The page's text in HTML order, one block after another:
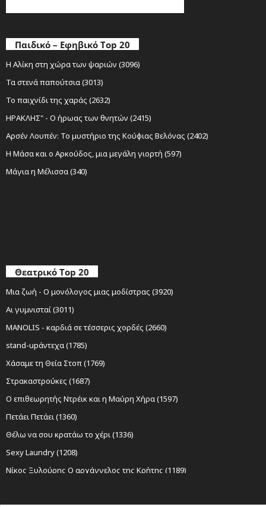
Παιδικό – Εφηβικό Top 20
Η Αλίκη στη χώρα των ψαριών (3096)
Τα στενά παπούτσια (3013)
Το παιχνίδι της χαράς (2632)
ΗΡΑΚΛΗΣ" - Ο ήρωας των θνητών (2415)
Αρσέν Λουπέν: Το μυστήριο της Κούφιας Βελόνας (2402)
Η Μάσα και ο Αρκούδος, μια μεγάλη γιορτή (597)
Μάγια η Μέλισσα (340)
Θεατρικό Top 20
Μια ζωή - Ο μονόλογος μιας μοδίστρας (3920)
Αι γυμνισταί (3011)
MANOLIS - καρδιά σε τέσσερις χορδές (2660)
stand-upάντεχα (1785)
Χάσαμε τη Θεία Στοπ (1769)
Στρακαστρούκες (1687)
Ο επιθεωρητής Ντρέικ και η Μαύρη Χήρα (1597)
Πετάει Πετάει (1360)
Θέλω να σου κρατάω το χέρι (1336)
Sexy Laundry (1208)
Νίκος Ξυλούρης Ο αρχάγγελος της Κρήτης (1189)